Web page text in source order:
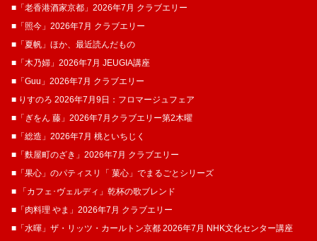
■「老香港酒家京都」2026年7月 クラブエリー
■「照今」2026年7月 クラブエリー
■「夏帆」ほか、最近読んだもの
■「木乃婦」2026年7月 JEUGIA講座
■「Guu」2026年7月 クラブエリー
■ りすのろ 2026年7月9日：フロマージュフェア
■「ぎをん 藤」2026年7月クラブエリー第2木曜
■「総造」2026年7月 桃といちじく
■「麩屋町のざき」2026年7月 クラブエリー
■「果心」のパティスリ「 菓​心」でまるごとシリーズ
■ 「カフェ･ヴェルディ」乾杯の歌ブレンド
■「肉料理 やま」2026年7月 クラブエリー
■「水暉」ザ・リッツ・カールトン京都 2026年7月 NHK文化センター講座